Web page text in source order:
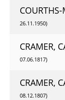
26.11.1950)
CRAMER,
07.06.1817)
CRAMER,
08.12.1807)